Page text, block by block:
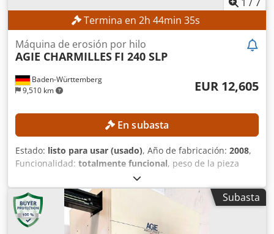
Termina en 2h 44min 34s
Baden-Württemberg
9,510 km
Máquina de erosión por hilo
AGIE CHARMILLES FI 240 SLP
EUR 12,605
En subasta
Estado: listo para usar (usado), Año de fabricación: 2008,
Funcionalidad: totalmente funcional, peso de la pieza
, recorrido eje X:
220 mm, recorrido del eje Z:220 mm, Diámetro del
alambre (máx.):0.3 mm
, Sin precio mínimo: ¡venta
garantizada al mejor postor! DETALLES TÉCNICOS
Recorrido del eje X: 350 mm Recorrido del eje Y: 220 mm
Subasta